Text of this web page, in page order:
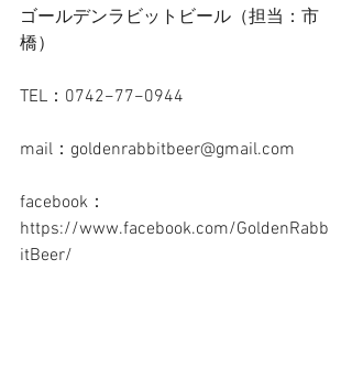
ゴールデンラビットビール（担当：市
橋）
TEL：0742−77−0944
mail：goldenrabbitbeer@gmail.com
facebook：
https://www.facebook.com/GoldenRabb
itBeer/